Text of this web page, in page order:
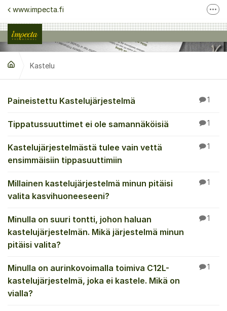
Siirry sisältöön
www.impecta.fi
Ota yhteyttä asiakaspalveluun
Seuraa meitä Facebook
Kastelu
Kastelu
Paineistettu Kastelujärjestelmä 1
Tippatussuuttimet ei ole samannäköisiä 1
Kastelujärjestelmästä tulee vain vettä
ensimmäisiin tippasuuttimiin
1
Millainen kastelujärjestelmä minun pitäisi
valita kasvihuoneeseeni?
1
Minulla on suuri tontti, johon haluan
kastelujärjestelmän. Mikä järjestelmä minun
pitäisi valita?
1
Minulla on aurinkovoimalla toimiva C12L-
kastelujärjestelmä, joka ei kastele. Mikä on
vialla?
1